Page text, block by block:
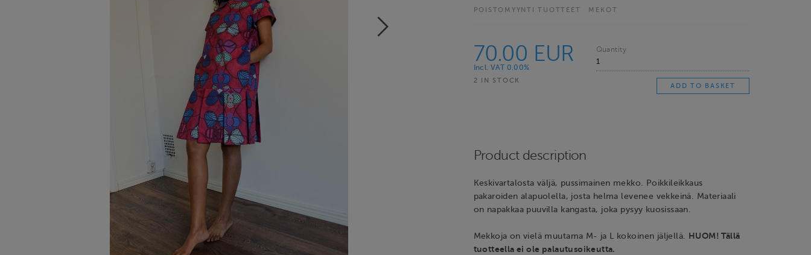
POISTOMYYNTI TUOTTEET MEKOT
70.00 EUR
Incl. VAT 0.00%
2 IN STOCK
Quantity
Product description
Keskivartalosta väljä, pussimainen mekko. Poikkileikkaus
pakaroiden alapuolella, josta helma levenee vekkeinä. Materiaali
on napakkaa puuvilla kangasta, joka pysyy kuosissaan.
Mekkoja on vielä muutama M- ja L kokoinen jäljellä. HUOM! Tällä
tuotteella ei ole palautusoikeutta.